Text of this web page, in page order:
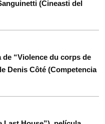
(Cineasti del
“Violence du corps de
Denis Côté (Competencia